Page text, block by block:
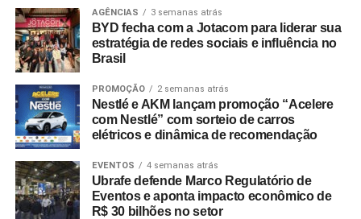
Coordenação de Produção: Flavia Sereno Mancen, Juliana
Scodeler, Natália Meira
Assistente de Direção: Tina Ponte
Diretora de Arte: Larissa Cambauva
Diretora de Produção: Nani Matias
Culinarista: Paula Rainho
AGÊNCIAS 3 semanas atrás
BYD fecha com a Jotacom para liderar sua
estratégia de redes sociais e influência no
Brasil
PROMOÇÃO 2 semanas atrás
Nestlé e AKM lançam promoção “Acelere
com Nestlé” com sorteio de carros
elétricos e dinâmica de recomendação
EVENTOS 4 semanas atrás
Ubrafe defende Marco Regulatório de
Eventos e aponta impacto econômico de
R$ 30 bilhões no setor